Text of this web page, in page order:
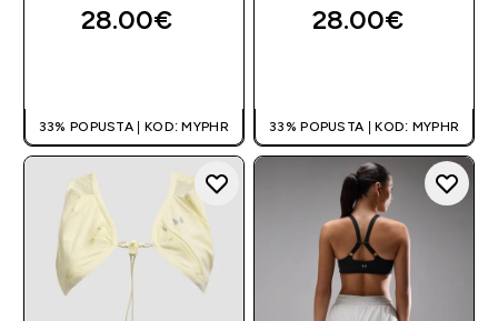
28.00€‎
33% POPUSTA | KOD: MYPHR
28.00€‎
33% POPUSTA | KOD: MYPHR